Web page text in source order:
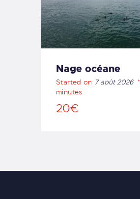
Nage océane
Started on 7 août 2026
minutes
20€